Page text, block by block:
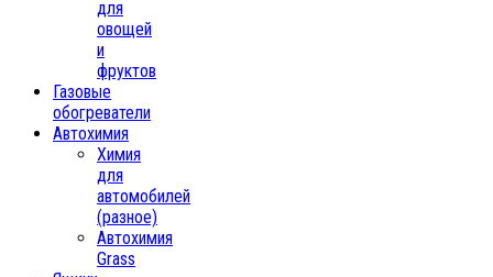
для
овощей
и
фруктов
Газовые
обогреватели
Автохимия
Химия
для
автомобилей
(разное)
Автохимия
Grass